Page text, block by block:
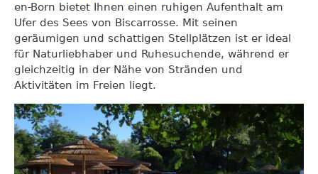
en-Born bietet Ihnen einen ruhigen Aufenthalt am
Ufer des Sees von Biscarrosse. Mit seinen
geräumigen und schattigen Stellplätzen ist er ideal
für Naturliebhaber und Ruhesuchende, während er
gleichzeitig in der Nähe von Stränden und
Aktivitäten im Freien liegt.